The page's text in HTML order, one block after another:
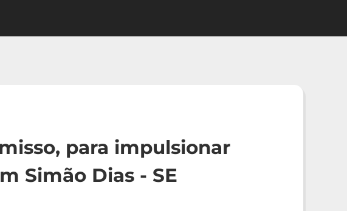
para impulsionar
Simão Dias - SE